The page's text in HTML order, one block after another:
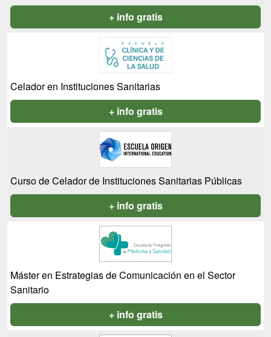
+ info gratis
Celador en Instituciones Sanitarias
+ info gratis
Curso de Celador de Instituciones Sanitarias Públicas
+ info gratis
Máster en Estrategias de Comunicación en el Sector
Sanitario
+ info gratis